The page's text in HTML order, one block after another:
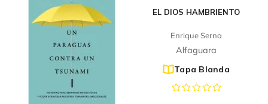
EL DIOS HAMBRIENTO
Enrique Serna
Alfaguara
Tapa Blanda